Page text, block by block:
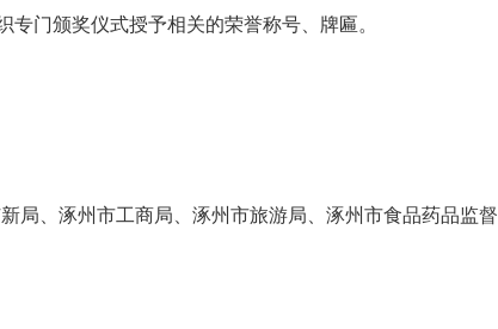
门颁奖仪式授予相关的荣誉称号、牌匾。
局、涿州市工商局、涿州市旅游局、涿州市食品药品监督